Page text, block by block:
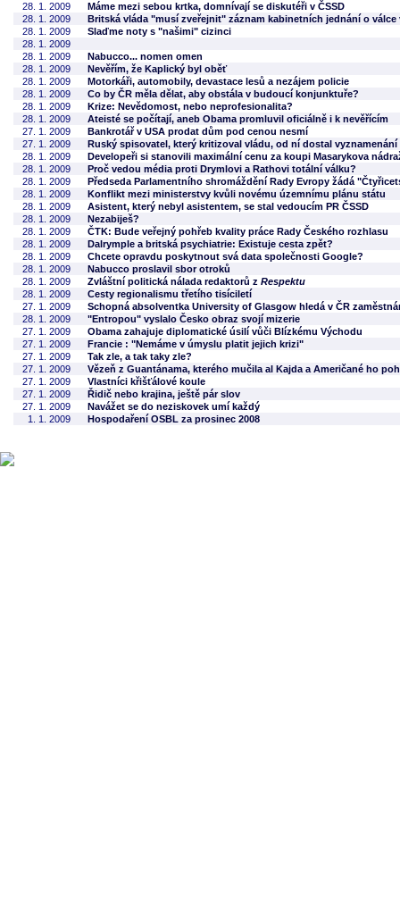
28. 1. 2009
Máme mezi sebou krtka, domnívají se diskutéři v ČSSD
28. 1. 2009
Britská vláda "musí zveřejnit" záznam kabinetních jednání o válce
28. 1. 2009
Slaďme noty s "našimi" cizinci
28. 1. 2009
28. 1. 2009
Nabucco... nomen omen
28. 1. 2009
Nevěřím, že Kaplický byl oběť
28. 1. 2009
Motorkáři, automobily, devastace lesů a nezájem policie
28. 1. 2009
Co by ČR měla dělat, aby obstála v budoucí konjunktuře?
28. 1. 2009
Krize: Nevědomost, nebo neprofesionalita?
28. 1. 2009
Ateisté se počítají, aneb Obama promluvil oficiálně i k nevěřícím
27. 1. 2009
Bankrotář v USA prodat dům pod cenou nesmí
27. 1. 2009
Ruský spisovatel, který kritizoval vládu, od ní dostal vyznamenání
28. 1. 2009
Developeři si stanovili maximální cenu za koupi Masarykova
28. 1. 2009
Proč vedou média proti Drymlovi a Rathovi totální válku?
28. 1. 2009
Předseda Parlamentního shromáždění Rady Evropy žádá
28. 1. 2009
Konflikt mezi ministerstvy kvůli novému územnímu plánu státu
28. 1. 2009
Asistent, který nebyl asistentem, se stal vedoucím PR ČSSD
28. 1. 2009
Nezabiješ?
28. 1. 2009
ČTK: Bude veřejný pohřeb kvality práce Rady Českého rozhlasu
28. 1. 2009
Dalrymple a britská psychiatrie: Existuje cesta zpět?
28. 1. 2009
Chcete opravdu poskytnout svá data společnosti Google?
28. 1. 2009
Nabucco proslavil sbor otroků
28. 1. 2009
Zvláštní politická nálada redaktorů z Respektu
28. 1. 2009
Cesty regionalismu třetího tisíciletí
27. 1. 2009
Schopná absolventka University of Glasgow hledá v ČR
28. 1. 2009
"Entropou" vyslalo Česko obraz svojí mizerie
27. 1. 2009
Obama zahajuje diplomatické úsilí vůči Blízkému Východu
27. 1. 2009
Francie : "Nemáme v úmyslu platit jejich krizi"
27. 1. 2009
Tak zle, a tak taky zle?
27. 1. 2009
Vězeň z Guantánama, kterého mučila al Kajda a Američané ho
27. 1. 2009
Vlastníci křišťálové koule
27. 1. 2009
Řidič nebo krajina, ještě pár slov
27. 1. 2009
Navážet se do neziskovek umí každý
1. 1. 2009
Hospodaření OSBL za prosinec 2008